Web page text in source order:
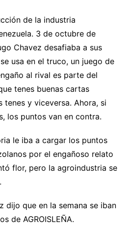
de la industria
3 de octubre de
Chavez desafiaba a sus
usa en el truco, un juego de
al rival es parte del
tenes buenas cartas
tenes y viceversa. Ahora, si
los puntos van en contra.
le iba a cargar los puntos
por el engañoso relato
flor, pero la agroindustria se
dijo que en la semana se iban
de AGROISLEÑA.